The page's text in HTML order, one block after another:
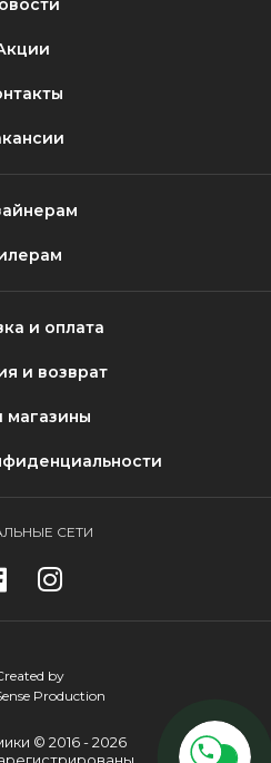
и оплата
и возврат
СЕТИ
© 2016 - 2026
by
Production